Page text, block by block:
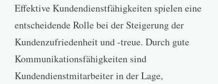
Effektive Kundendienstfähigkeiten spielen eine
entscheidende Rolle bei der Steigerung der
Kundenzufriedenheit und -treue. Durch gute
Kommunikationsfähigkeiten sind
Kundendienstmitarbeiter in der Lage,